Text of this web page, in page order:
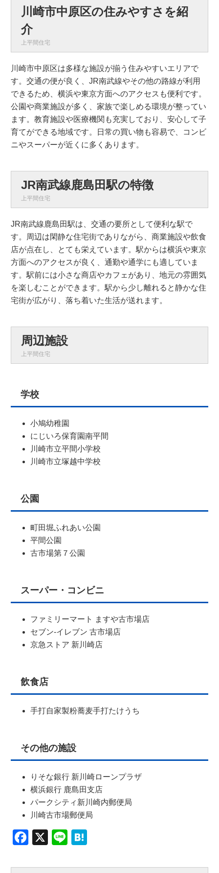
川崎市中原区の住みやすさを紹
介
上平間住宅
川崎市中原区は多様な施設が揃う住みやすいエリアで
す。交通の便が良く、JR南武線やその他の路線が利用
できるため、横浜や東京方面へのアクセスも便利です。
公園や商業施設が多く、家族で楽しめる環境が整ってい
ます。教育施設や医療機関も充実しており、安心して子
育てができる地域です。日常の買い物も容易で、コンビ
ニやスーパーが近くに多くあります。
JR南武線鹿島田駅の特徴
上平間住宅
JR南武線鹿島田駅は、交通の要所として便利な駅で
す。周辺は閑静な住宅街でありながら、商業施設や飲食
店が点在し、とても栄えています。駅からは横浜や東京
方面へのアクセスが良く、通勤や通学にも適していま
す。駅前には小さな商店やカフェがあり、地元の雰囲気
を楽しむことができます。駅から少し離れると静かな住
宅街が広がり、落ち着いた生活が送れます。
周辺施設
上平間住宅
学校
小鳩幼稚園
にじいろ保育園南平間
川崎市立平間小学校
川崎市立塚越中学校
公園
町田堀ふれあい公園
平間公園
古市場第７公園
スーパー・コンビニ
ファミリーマート ますや古市場店
セブン-イレブン 古市場店
京急ストア 新川崎店
飲食店
手打自家製粉蕎麦手打たけうち
その他の施設
りそな銀行 新川崎ローンプラザ
横浜銀行 鹿島田支店
パークシティ新川崎内郵便局
川崎古市場郵便局
Facebook
X Line